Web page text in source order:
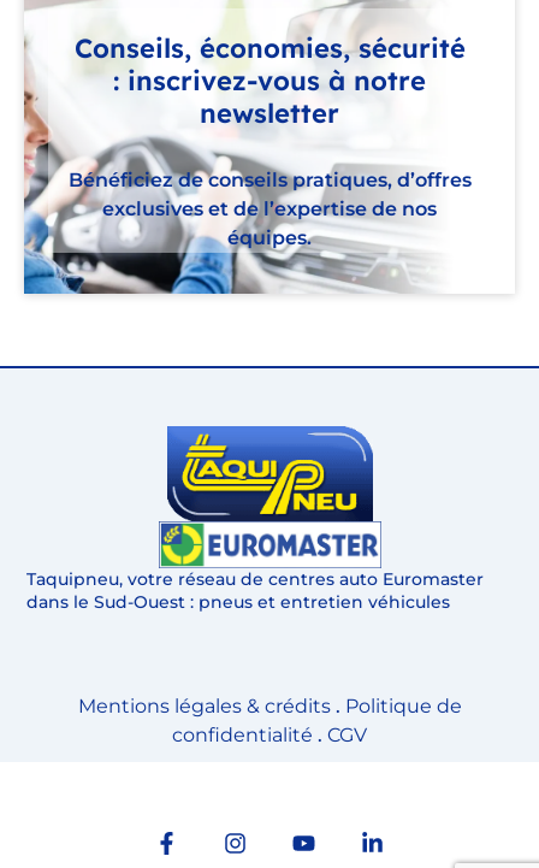
Conseils, économies, sécurité
: inscrivez-vous à notre
newsletter
Bénéficiez de conseils pratiques, d’offres
exclusives et de l’expertise de nos
équipes.
Taquipneu, votre réseau de centres auto Euromaster
dans le Sud-Ouest : pneus et entretien véhicules
Mentions légales & crédits. Politique de
confidentialité . CGV